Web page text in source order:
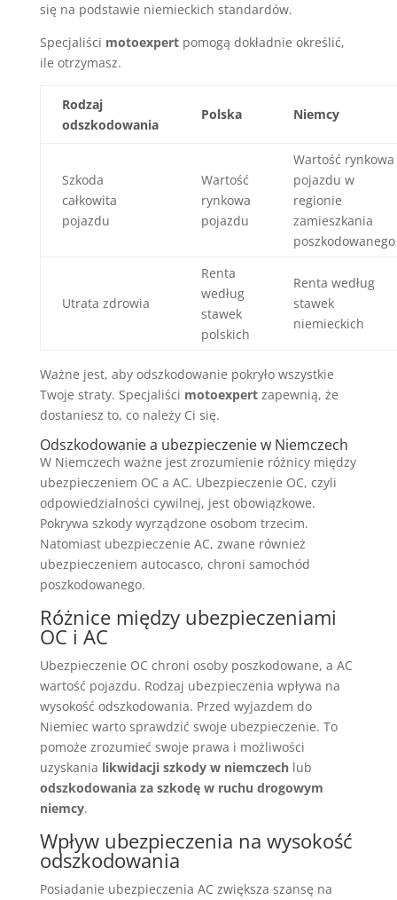
się na podstawie niemieckich standardów.
Specjaliści motoexpertpomogą dokładnie określić,
ile otrzymasz.
Rodzaj
odszkodowania
Polska Niemcy
Szkoda
całkowita
pojazdu
Wartość
rynkowa
pojazdu
Wartość rynkowa
pojazdu w
regionie
zamieszkania
poszkodowanego
Utrata zdrowia
Renta
według
stawek
polskich
Renta według
stawek
niemieckich
Ważne jest, aby odszkodowanie pokryło wszystkie
Twoje straty. Specjaliści motoexpertzapewnią, że
dostaniesz to, co należy Ci się.
Odszkodowanie a ubezpieczenie w Niemczech
W Niemczech ważne jest zrozumienie różnicy między
ubezpieczeniem OC a AC. Ubezpieczenie OC, czyli
odpowiedzialności cywilnej, jest obowiązkowe.
Pokrywa szkody wyrządzone osobom trzecim.
Natomiast ubezpieczenie AC, zwane również
ubezpieczeniem autocasco, chroni samochód
poszkodowanego.
Różnice między ubezpieczeniami
OC i AC
Ubezpieczenie OC chroni osoby poszkodowane, a AC
wartość pojazdu. Rodzaj ubezpieczenia wpływa na
wysokość odszkodowania. Przed wyjazdem do
Niemiec warto sprawdzić swoje ubezpieczenie. To
pomoże zrozumieć swoje prawa i możliwości
uzyskania likwidacji szkody w niemczechlub
odszkodowania za szkodę w ruchu drogowym
niemcy.
Wpływ ubezpieczenia na wysokość
odszkodowania
Posiadanie ubezpieczenia AC zwiększa szansę na